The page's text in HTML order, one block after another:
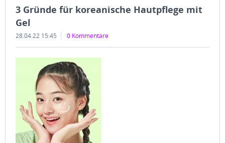
3 Gründe für koreanische Hautpflege mit
Gel
28.04.22 15:45 0 Kommentare